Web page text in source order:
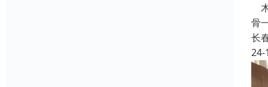
骨
长
24-